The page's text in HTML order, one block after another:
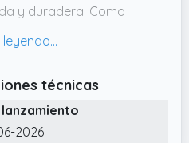
y duradera. Como
temperaturas, una
de sol son
estética,
blanqueamiento
técnicas
2026